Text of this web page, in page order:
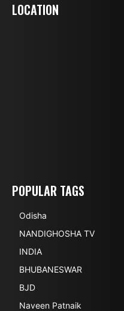
LOCATION
POPULAR TAGS
Odisha
NANDIGHOSHA TV
INDIA
BHUBANESWAR
BJD
Naveen Patnaik